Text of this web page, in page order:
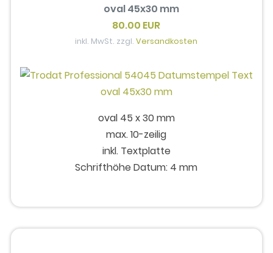
oval 45x30 mm
80.00 EUR
inkl. MwSt. zzgl.Versandkosten
oval 45 x 30 mm
max. 10-zeilig
inkl. Textplatte
Schrifthöhe Datum: 4 mm